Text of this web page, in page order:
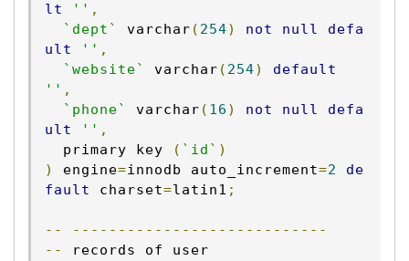
lt
'' ,
`dept`
varchar ( 254) not null
defa
ult
'' ,
`website`
varchar ( 254)
default
'' ,
`phone`
varchar ( 16 ) not null
defa
ult
'' ,
  primary key
( `id` )
)
engine=innodb auto_increment=2
de
fault
charset=latin1 ;
--
----------------------------
--